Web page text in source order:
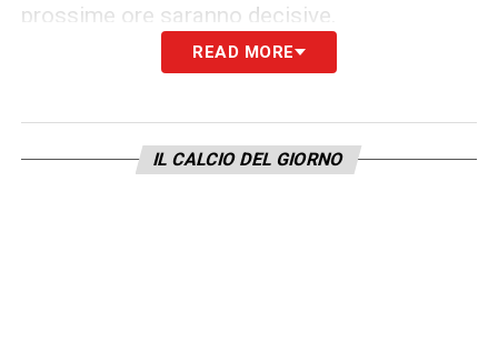
prossime ore saranno decisive.
READ MORE
IL CALCIO DEL GIORNO